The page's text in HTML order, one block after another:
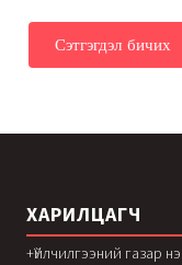
ХАРИЛЦАГЧ
+Үйлчилгээний газар